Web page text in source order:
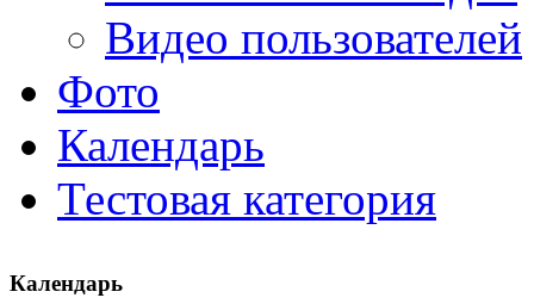
Видео пользователей
Фото
Календарь
Тестовая категория
Календарь